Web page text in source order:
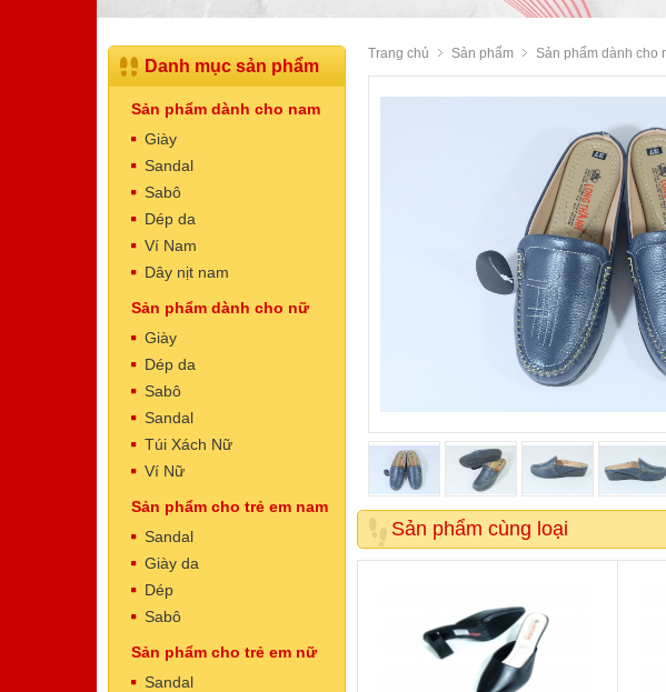
Trang chủ Sản phẩm Sản phẩm dành cho
Sản phẩm cùng loại
Danh mục sản phẩm
Sản phẩm dành cho nam
Giày
Sandal
Sabô
Dép da
Ví Nam
Dây nịt nam
Sản phẩm dành cho nữ
Giày
Dép da
Sabô
Sandal
Túi Xách Nữ
Ví Nữ
Sản phẩm cho trẻ em nam
Sandal
Giày da
Dép
Sabô
Sản phẩm cho trẻ em nữ
Sandal
Mã sản phẩm: NT5003
Dép Nam
Mã sản phẩm: NT5002
Giá: